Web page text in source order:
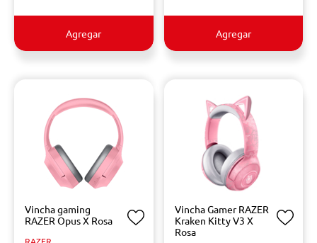
Agregar Agregar
Vincha gaming
RAZER Opus X Rosa
Vincha Gamer RAZER
Kraken Kitty V3 X
Rosa